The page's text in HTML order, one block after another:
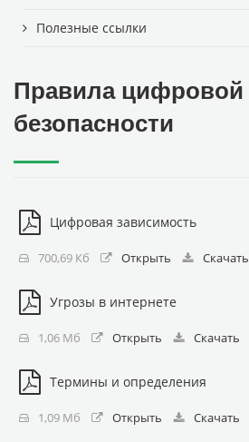
Полезные ссылки
Правила цифровой
безопасности
Цифровая зависимость
700,69 Кб Открыть Скачать
Угрозы в интернете
1,06 Мб Открыть Скачать
Термины и определения
1,09 Мб Открыть Скачать